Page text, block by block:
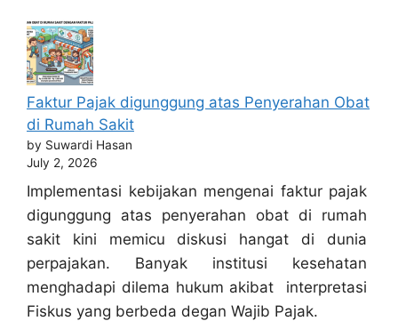
Faktur Pajak digunggung atas Penyerahan Obat
di Rumah Sakit
by Suwardi Hasan
July 2, 2026
Implementasi kebijakan mengenai faktur pajak
digunggung atas penyerahan obat di rumah
sakit kini memicu diskusi hangat di dunia
perpajakan. Banyak institusi kesehatan
menghadapi dilema hukum akibat interpretasi
Fiskus yang berbeda degan Wajib Pajak.